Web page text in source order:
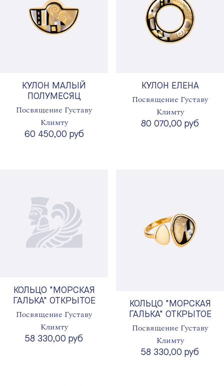
КУЛОН МАЛЫЙ
ПОЛУМЕСЯЦ
Посвящение Густаву
Климту
60 450,00 руб
КУЛОН ЕЛЕНА
Посвящение Густаву
Климту
80 070,00 руб
КОЛЬЦО "МОРСКАЯ
ГАЛЬКА" ОТКРЫТОЕ
Посвящение Густаву
Климту
58 330,00 руб
КОЛЬЦО "МОРСКАЯ
ГАЛЬКА" ОТКРЫТОЕ
Посвящение Густаву
Климту
58 330,00 руб